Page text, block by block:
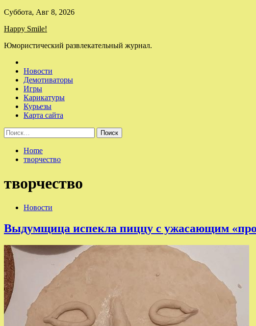
Skip
content
Суббота, Авг 8, 2026
Happy Smile!
Юмористический развлекательный журнал.
Новости
Демотиваторы
Игры
Карикатуры
Курьезы
Карта сайта
Найти:
Home
творчество
творчество
Новости
Выдумщица испекла пиццу с ужасающим